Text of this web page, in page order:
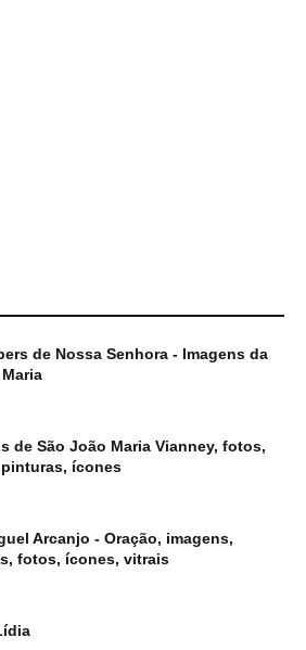
de Nossa Senhora - Imagens da
de São João Maria Vianney, fotos,
ícones
Arcanjo - Oração, imagens,
fotos, ícones, vitrais